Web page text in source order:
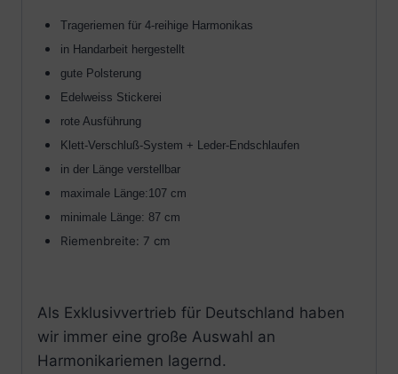
Trageriemen für 4-reihige Harmonikas
in Handarbeit hergestellt
gute Polsterung
Edelweiss Stickerei
rote Ausführung
Klett-Verschluß-System + Leder-Endschlaufen
in der Länge verstellbar
maximale Länge:107 cm
minimale Länge: 87 cm
Riemenbreite: 7 cm
Als Exklusivvertrieb für Deutschland haben
wir immer eine große Auswahl an
Harmonikariemen lagernd.